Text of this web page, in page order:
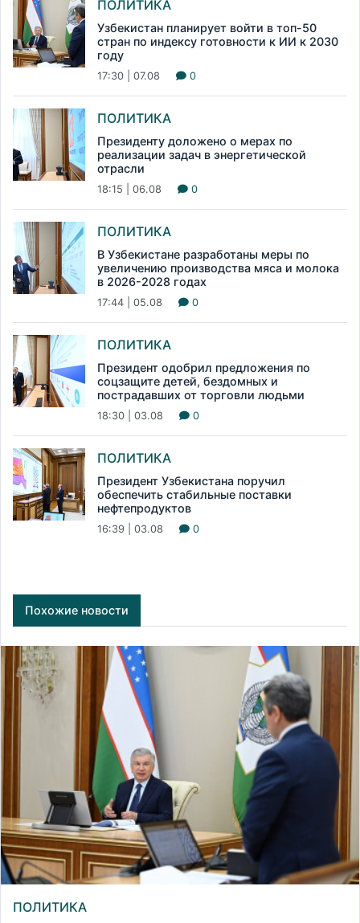
ПОЛИТИКА
Узбекистан планирует войти в топ-50
стран по индексу готовности к ИИ к 2030
году
17:30 | 07.08 0
ПОЛИТИКА
Президенту доложено о мерах по
реализации задач в энергетической
отрасли
18:15 | 06.08 0
ПОЛИТИКА
В Узбекистане разработаны меры по
увеличению производства мяса и молока
в 2026-2028 годах
17:44 | 05.08 0
ПОЛИТИКА
Президент одобрил предложения по
соцзащите детей, бездомных и
пострадавших от торговли людьми
18:30 | 03.08 0
ПОЛИТИКА
Президент Узбекистана поручил
обеспечить стабильные поставки
нефтепродуктов
16:39 | 03.08 0
Похожие новости
ПОЛИТИКА